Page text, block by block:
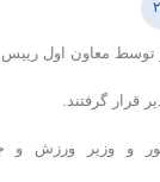
توسط معاون اول رییس
قرار گرفتند.
و وزیر ورزش و